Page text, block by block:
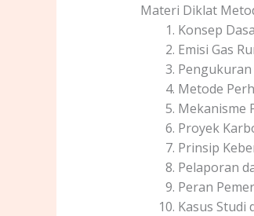
Materi Diklat
Konsep
Emisi Gas
Pengukuran
Metode
Mekanisme
Proyek
Prinsip
Pelaporan
Peran
Kasus Studi